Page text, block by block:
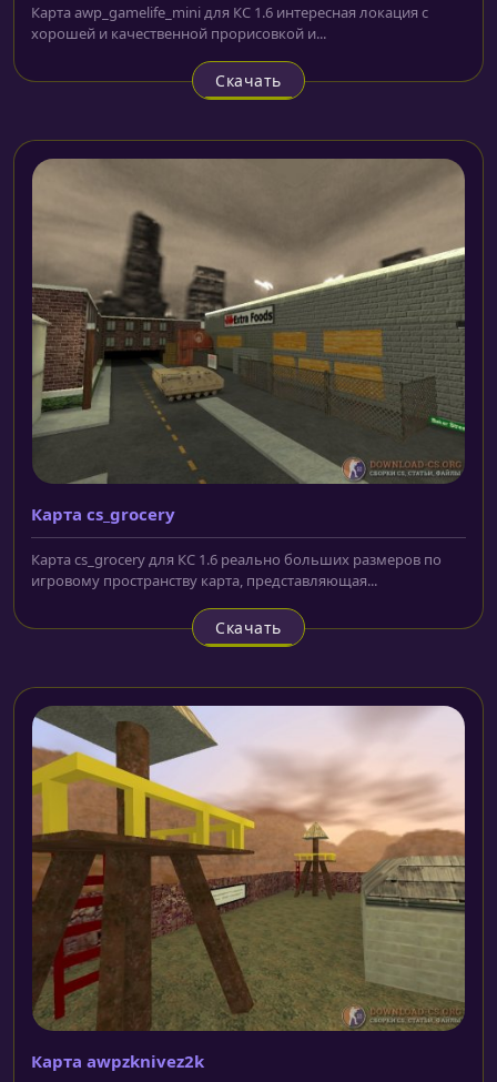
Карта awp_gamelife_mini для КС 1.6 интересная локация с
хорошей и качественной прорисовкой и...
Скачать
Карта cs_grocery
Карта cs_grocery для КС 1.6 реально больших размеров по
игровому пространству карта, представляющая...
Скачать
Карта awpzknivez2k